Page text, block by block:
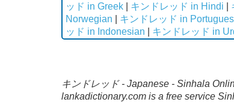
ッド in Greek
キンドレッド in Hindi
Norwegian
キンドレッド in
ッド in Indonesian
キンドレッド in
キンドレッド - Japanese - Sinhala
lankadictionary.com is a free service